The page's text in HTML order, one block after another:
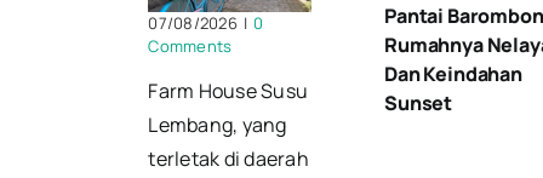
07/08/2026 | 0
Comments
Farm House Susu
Lembang, yang
terletak di daerah
Pantai
Rumahnya
Dan Keindahan
Sunset